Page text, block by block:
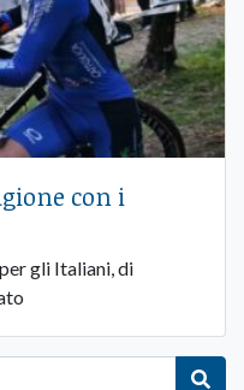
con i
gli Italiani, di